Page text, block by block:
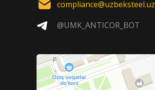
compliance@uzbeksteel.uz
@UMK_ANTICOR_BOT